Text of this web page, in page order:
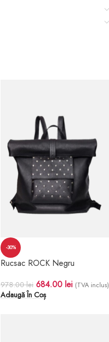
-30%
Rucsac ROCK Negru
978.00lei 684.00 lei (TVA inclus)
Adaugă În Coș